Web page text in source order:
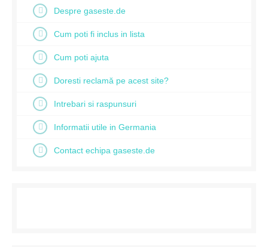
Despre gaseste.de
Cum poti fi inclus in lista
Cum poti ajuta
Doresti reclamă pe acest site?
Intrebari si raspunsuri
Informatii utile in Germania
Contact echipa gaseste.de